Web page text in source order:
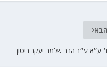
ע״א ע״ב הרב שלמה יעקב ביטון